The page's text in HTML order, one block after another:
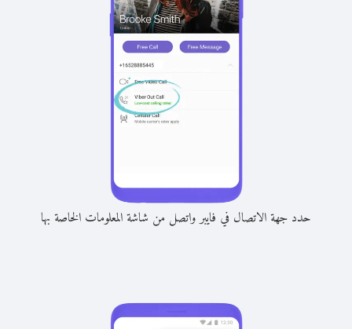
حدد جهة الاتصال في فايبر واتصل من شاشة المعلومات الخاصة بها